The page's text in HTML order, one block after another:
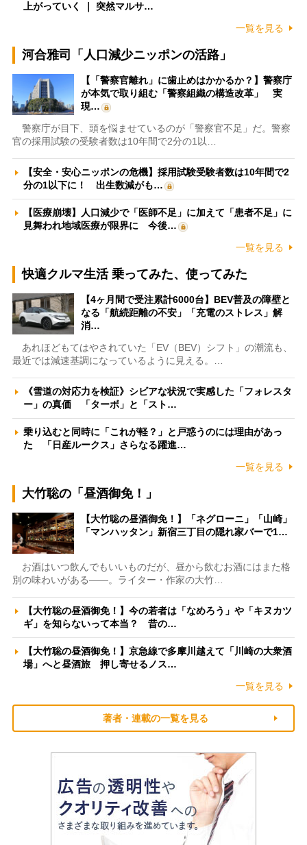
上がっていく ｜ 突然マルサ…
一覧を見る
河合雅司「人口減少ニッポンの活路」
【「警察官離れ」に歯止めはかかるか？】警察庁
が本気で取り組む「警察組織の構造改革」 実
現…
警察庁が目下、頭を悩ませているのが「警察官不足」だ。警察
官の採用試験の受験者数は10年間で2分の1以…
【安全・安心ニッポンの危機】採用試験受験者数は10年間で2
分の1以下に！ 出生数減がも…
【医療崩壊】人口減少で「医師不足」に加えて「患者不足」に
見舞われ地域医療が限界に 今後…
一覧を見る
快適クルマ生活 乗ってみた、使ってみた
【4ヶ月間で受注累計6000台】BEV普及の障壁と
なる「航続距離の不安」「充電のストレス」解
消…
あれほどもてはやされていた「EV（BEV）シフト」の潮流も、
最近では減速基調になっているように見える。…
《雪道の対応力を検証》シビアな状況で実感した「フォレスタ
ー」の真価 「ターボ」と「スト…
乗り込むと同時に「これが軽？」と戸惑うのには理由があっ
た 「日産ルークス」さらなる躍進…
一覧を見る
大竹聡の「昼酒御免！」
【大竹聡の昼酒御免！】「ネグローニ」「山崎」
「マンハッタン」新宿三丁目の隠れ家バーで1…
お酒はいつ飲んでもいいものだが、昼から飲むお酒にはまた格
別の味わいがある――。ライター・作家の大竹…
【大竹聡の昼酒御免！】今の若者は「なめろう」や「キヌカツ
ギ」を知らないって本当？ 昔の…
【大竹聡の昼酒御免！】京急線で多摩川越えて「川崎の大衆酒
場」へと昼酒旅 押し寄せるノス…
一覧を見る
著者・連載の一覧を見る